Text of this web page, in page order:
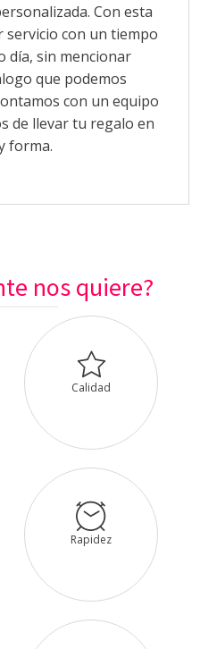
Con esta
servicio con un tiempo
día, sin mencionar
que podemos
con un equipo
de llevar tu regalo en
forma.
nos quiere?
Calidad
Rapidez